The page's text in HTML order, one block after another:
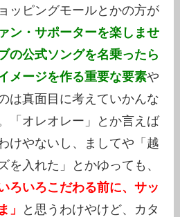
ッピングモールとかの方が
ン・サポーターを楽しませ
の公式ソングを名乗ったら
メージを作る重要な要素や
は真面目に考えていかんな
「オレオレー」とか言えば
けやないし、ましてや「越
を入れた」とかゆっても、
いろいろこだわる前に、サッ
」
と思うわけやけど、カタ